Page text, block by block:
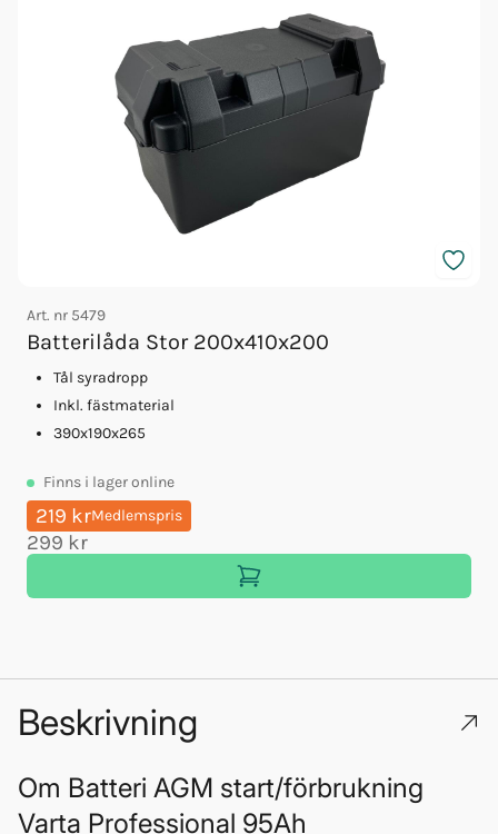
Art. nr 5479
Batterilåda Stor 200x410x200
Tål syradropp
Inkl. fästmaterial
390x190x265
Finns i lager online
219 krMedlemspris
299 kr
Beskrivning
Om Batteri AGM start/förbrukning
Varta Professional 95Ah